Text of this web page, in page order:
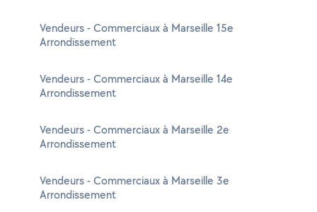
Vendeurs - Commerciaux à Marseille 15e
Arrondissement
Vendeurs - Commerciaux à Marseille 14e
Arrondissement
Vendeurs - Commerciaux à Marseille 2e
Arrondissement
Vendeurs - Commerciaux à Marseille 3e
Arrondissement